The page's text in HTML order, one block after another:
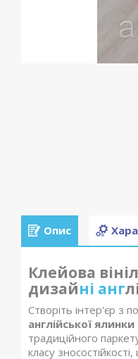
Опис
Клейова
дизайні анг
Створіть інтер'єр з
англійської ялинки
традиційного
класу